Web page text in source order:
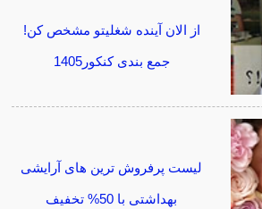
از الان آینده شغلیتو مشخص کن!
جمع بندی کنکور1405
لیست پرفروش ترین های آرایشی
بهداشتی با 50% تخفیف